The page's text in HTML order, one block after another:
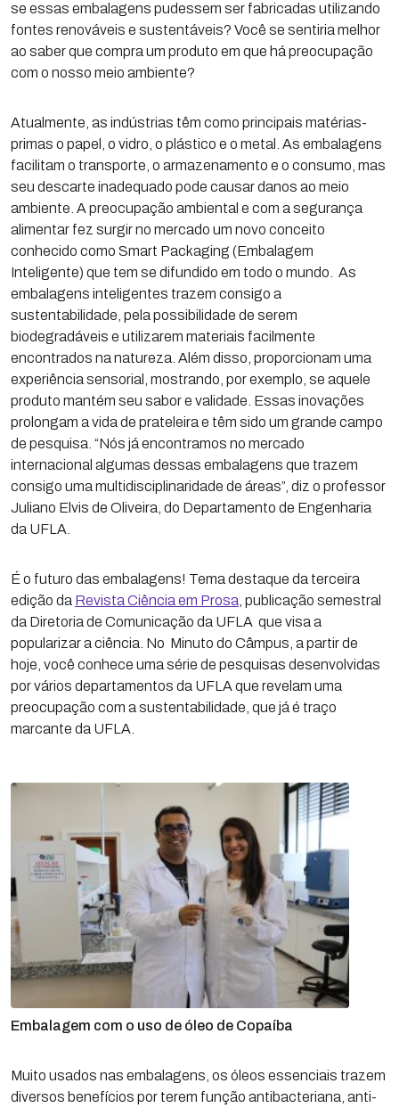
se essas embalagens pudessem ser fabricadas utilizando
fontes renováveis e sustentáveis? Você se sentiria melhor
ao saber que compra um produto em que há preocupação
com o nosso meio ambiente?
Atualmente, as indústrias têm como principais matérias-
primas o papel, o vidro, o plástico e o metal. As embalagens
facilitam o transporte, o armazenamento e o consumo, mas
seu descarte inadequado pode causar danos ao meio
ambiente. A preocupação ambiental e com a segurança
alimentar fez surgir no mercado um novo conceito
conhecido como Smart Packaging (Embalagem
Inteligente) que tem se difundido em todo o mundo. As
embalagens inteligentes trazem consigo a
sustentabilidade, pela possibilidade de serem
biodegradáveis e utilizarem materiais facilmente
encontrados na natureza. Além disso, proporcionam uma
experiência sensorial, mostrando, por exemplo, se aquele
produto mantém seu sabor e validade. Essas inovações
prolongam a vida de prateleira e têm sido um grande campo
de pesquisa. “Nós já encontramos no mercado
internacional algumas dessas embalagens que trazem
consigo uma multidisciplinaridade de áreas”, diz o professor
Juliano Elvis de Oliveira, do Departamento de Engenharia
da UFLA.
É o futuro das embalagens! Tema destaque da terceira
edição da Revista Ciência em Prosa , publicação semestral
da Diretoria de Comunicação da UFLA que visa a
popularizar a ciência. No Minuto do Câmpus, a partir de
hoje, você conhece uma série de pesquisas desenvolvidas
por vários departamentos da UFLA que revelam uma
preocupação com a sustentabilidade, que já é traço
marcante da UFLA.
Embalagem com o uso de óleo de Copaíba
Muito usados nas embalagens, os óleos essenciais trazem
diversos benefícios por terem função antibacteriana, anti-